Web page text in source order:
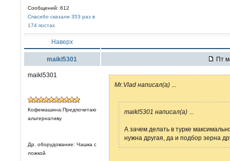
Сообщений: 612
Спасибо сказали 353 раз в
174 постах
Наверх
maikl5301 Пт
maikl5301
Кофемашина:Предпочитаю
альтернативу
Др. оборудование: Чашка с
ложкой
Mr.Vlad написал(а)
maikl5301 написал(а)
А зачем делать в турке
нужна другая, да и подбор зерна